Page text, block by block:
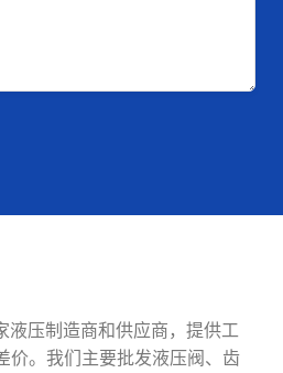
压制造商和供应商，提供工
价。我们主要批发液压阀、齿